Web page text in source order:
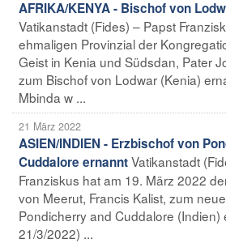
AFRIKA/KENYA - Bischof von
Vatikanstadt (Fides) – Papst
ehmaligen Provinzial der
Geist in Kenia und Südsdan, Pater
zum Bischof von Lodwar (Kenia)
Mbinda w ...
21 März 2022
ASIEN/INDIEN - Erzbischof von
Cuddalore ernanntVatikanstadt
Franziskus hat am 19. März 2022
von Meerut, Francis Kalist, zum
Pondicherry and Cuddalore (Indien)
21/3/2022) ...